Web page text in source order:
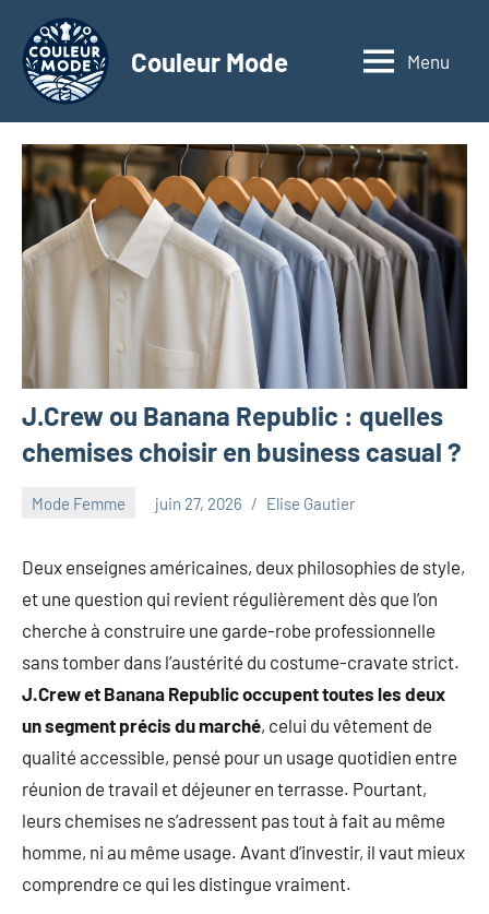
contenu
Couleur Mode
Explorez
monde
des
textiles
d'affaires
à
travers
nos
matériaux
innovants,
l'entrepreneuriat,
marketing
au
recyclage
dans
aux
événements
clés.
Rejoignez-
pour
des
insights
Menu
J.Crew ou Banana Republic : quelles
chemises choisir en business casual ?
Mode Femme juin 27, 2026 Elise Gautier
Deux enseignes américaines, deux philosophies de style,
et une question qui revient régulièrement dès que l’on
cherche à construire une garde-robe professionnelle
sans tomber dans l’austérité du costume-cravate strict.
J.Crew et Banana Republic occupent toutes les deux
un segment précis du marché, celui du vêtement de
qualité accessible, pensé pour un usage quotidien entre
réunion de travail et déjeuner en terrasse. Pourtant,
leurs chemises ne s’adressent pas tout à fait au même
homme, ni au même usage. Avant d’investir, il vaut mieux
comprendre ce qui les distingue vraiment.